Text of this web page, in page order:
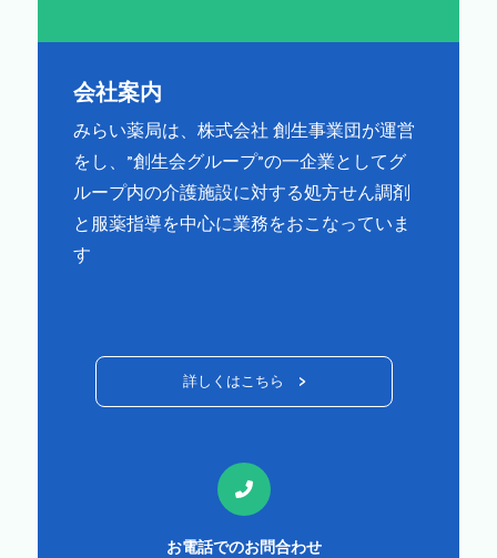
会社案内
みらい薬局は、株式会社 創生事業団が運営
をし、”創生会グループ”の一企業としてグ
ループ内の介護施設に対する処方せん調剤
と服薬指導を中心に業務をおこなっていま
す
詳しくはこちら >
お電話でのお問合わせ